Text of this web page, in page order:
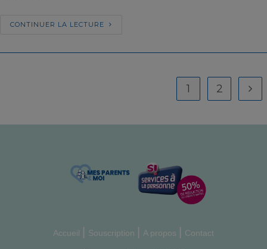
CONTINUER LA LECTURE
1 2
Accueil Souscription A propos Contact